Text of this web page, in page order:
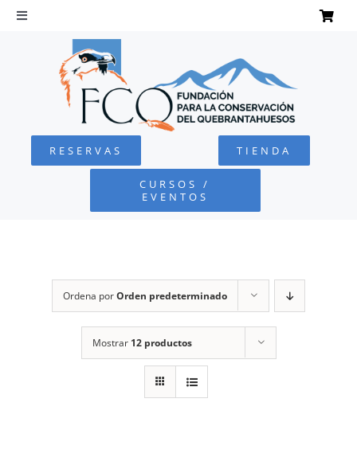
Saltar
Toggle
Navigation
QUEBRANTAHUESOS
FUNDACIÓN
RESERVAS TIENDA
CURSOS /
EVENTOS
Ordena porOrden predeterminado
Mostrar 12 productos